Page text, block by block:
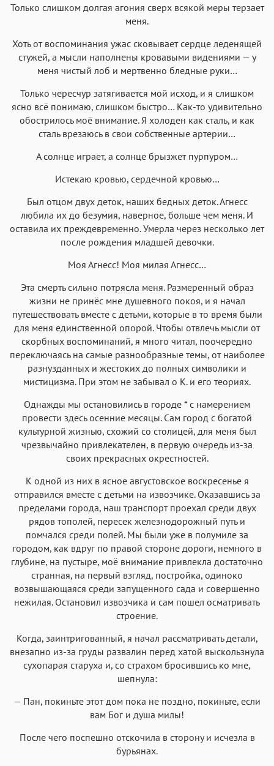
Только слишком долгая агония сверх всякой меры терзает
меня.
Хоть от воспоминания ужас сковывает сердце леденящей
стужей, а мысли наполнены кровавыми видениями — у
меня чистый лоб и мертвенно бледные руки…
Только чересчур затягивается мой исход, и я слишком
ясно всё понимаю, слишком быстро… Как-то удивительно
обострилось моё внимание. Я холоден как сталь, и как
сталь врезаюсь в свои собственные артерии…
А солнце играет, а солнце брызжет пурпуром…
Истекаю кровью, сердечной кровью…
Был отцом двух деток, наших бедных деток. Агнесс
любила их до безумия, наверное, больше чем меня. И
оставила их преждевременно. Умерла через несколько лет
после рождения младшей девочки.
Моя Агнесс! Моя милая Агнесс…
Эта смерть сильно потрясла меня. Размеренный образ
жизни не принёс мне душевного покоя, и я начал
путешествовать вместе с детьми, которые в то время были
для меня единственной опорой. Чтобы отвлечь мысли от
скорбных воспоминаний, я много читал, поочередно
переключаясь на самые разнообразные темы, от наиболее
разнузданных и жестоких до полных символики и
мистицизма. При этом не забывал о К. и его теориях.
Однажды мы остановились в городе * с намерением
провести здесь осенние месяцы. Сам город с богатой
культурной жизнью, схожий со столицей, для меня был
чрезвычайно привлекателен, в первую очередь из-за
своих прекрасных окрестностей.
К одной из них в ясное августовское воскресенье я
отправился вместе с детьми на извозчике. Оказавшись за
пределами города, наш транспорт проехал среди двух
рядов тополей, пересек железнодорожный путь и
помчался среди полей. Мы были уже в полумиле за
городом, как вдруг по правой стороне дороги, немного в
глубине, на пустыре, моё внимание привлекла достаточно
странная, на первый взгляд, постройка, одиноко
возвышающаяся среди запущенного сада и совершенно
нежилая. Остановил извозчика и сам пошел осматривать
строение.
Когда, заинтригованный, я начал рассматривать детали,
внезапно из-за груды развалин перед хатой выскользнула
сухопарая старуха и, со страхом бросившись ко мне,
шепнула:
— Пан, покиньте этот дом пока не поздно, покиньте, если
вам Бог и душа милы!
После чего поспешно отскочила в сторону и исчезла в
бурьянах.